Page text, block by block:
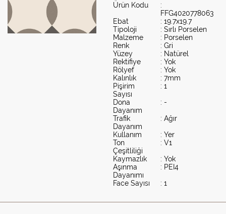
Ürün Kodu
:
FFG4020778063
Ebat
: 19.7x19.7
Tipoloji
: Sırlı Porselen
Malzeme
: Porselen
Renk
: Gri
Yüzey
: Natürel
Rektifiye
: Yok
Rölyef
: Yok
Kalınlık
: 7mm
Pişirim
Sayısı
: 1
Dona
Dayanım
: -
Trafik
Dayanım
: Ağır
Kullanım
: Yer
Ton
Çeşitliliği
: V1
Kaymazlık
: Yok
Aşınma
Dayanımı
: PEI4
Face Sayısı
: 1